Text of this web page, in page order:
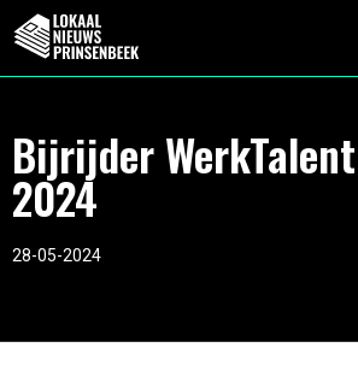
Bijrijder
2024
28-05-2024